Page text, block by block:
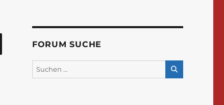
SUCHEN
FORUM SUCHE